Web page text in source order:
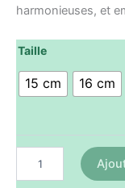
harmonieuses, et
Taille
15 cm 16 cm
quantité
Bracelet
Essence